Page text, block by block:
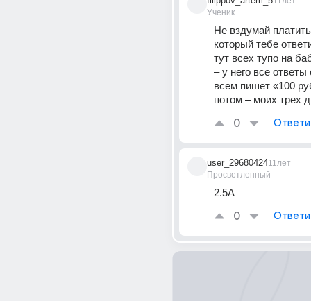
Ученик
Не вздумай
который тебе
тут всех тупо на
– у него все
всем пишет «100
потом – моих трех
0
user_29680424
Просветленный
11лет
2.5А
0